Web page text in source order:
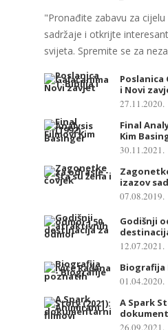
"Pronađite zabavu za
sadržaje i otkrijte
svijeta. Spremite se za
Poslanica
i Novi
27.11.2020.
Final
Kim
30.11.2021.
izazov
07.08.2019.
Godišnji
12.07.2021.
Biografija
01.04.2020.
A Spark
26.09.2021.